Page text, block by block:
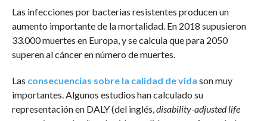
Las infecciones por bacterias resistentes producen un
aumento importante de la mortalidad. En 2018 supusieron
33.000 muertes en Europa, y se calcula que para 2050
superen al cáncer en número de muertes.
Las consecuencias sobre la calidad de vida son muy
importantes. Algunos estudios han calculado su
representación en DALY (del inglés,disability-adjusted life